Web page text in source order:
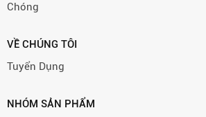
Chóng
VỀ CHÚNG TÔI
Tuyển Dụng
NHÓM SẢN PHẨM